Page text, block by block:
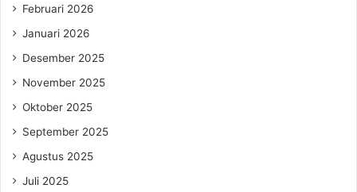
Februari 2026
Januari 2026
Desember 2025
November 2025
Oktober 2025
September 2025
Agustus 2025
Juli 2025